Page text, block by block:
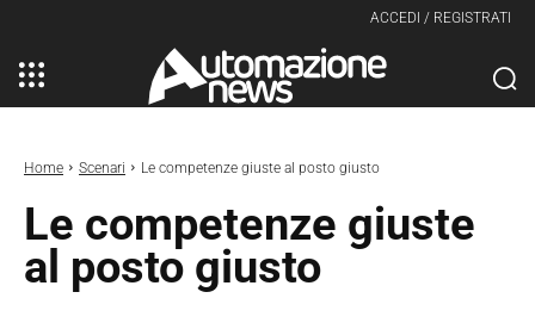
ACCEDI / REGISTRATI
Home Scenari Le competenze giuste al posto giusto
Le competenze giuste
al posto giusto